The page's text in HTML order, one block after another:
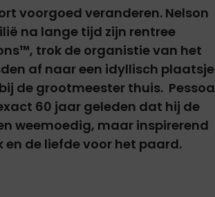
voorgoed veranderen. Nelson
na lange tijd zijn rentree
trok de organistie van het
af naar een idyllisch plaatsje
de grootmeester thuis. Pessoa
60 jaar geleden dat hij de
weemoedig, maar inspirerend
de liefde voor het paard.